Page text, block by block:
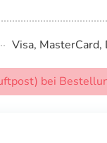
Visa, MasterCard,
bei